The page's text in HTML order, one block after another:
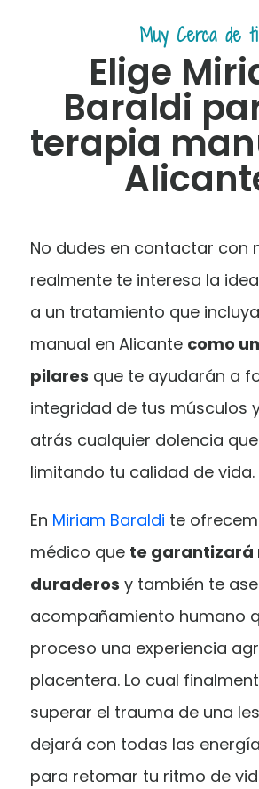
Muy Cerca de ti
Elige
Baraldi
terapia
No dudes en contactar con
realmente te interesa la
a un tratamiento que
manual en Alicante como
pilares que te ayudarán a
integridad de tus músculos
atrás cualquier dolencia
limitando tu calidad de vida.
En Miriam Baraldi te
médico que te garantizará
duraderos y también te
acompañamiento humano
proceso una experiencia
placentera. Lo cual
superar el trauma de una
dejará con todas las
para retomar tu ritmo de